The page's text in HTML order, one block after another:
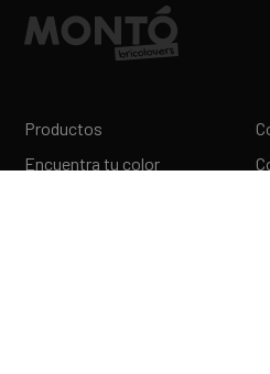
Productos
Encuentra tu color